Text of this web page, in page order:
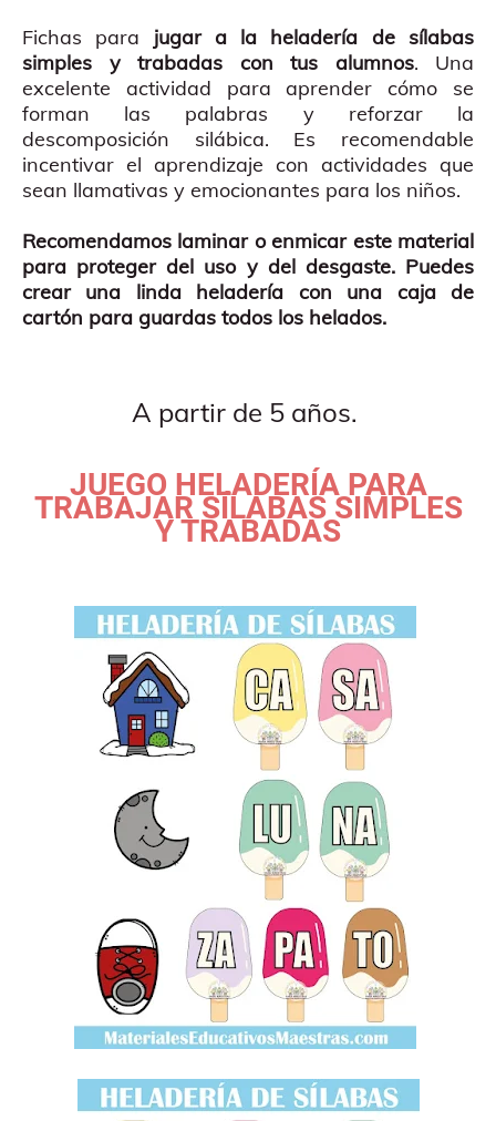
Fichas para jugar a la heladería de sílabas
simples y trabadas con tus alumnos. Una
excelente actividad para aprender cómo se
forman las palabras y reforzar la
descomposición silábica. Es recomendable
incentivar el aprendizaje con actividades que
sean llamativas y emocionantes para los niños.
Recomendamos laminar o enmicar este material
para proteger del uso y del desgaste. Puedes
crear una linda heladería con una caja de
cartón para guardas todos los helados.
A partir de 5 años.
JUEGO HELADERÍA PARA
TRABAJAR SÍLABAS SIMPLES
Y TRABADAS